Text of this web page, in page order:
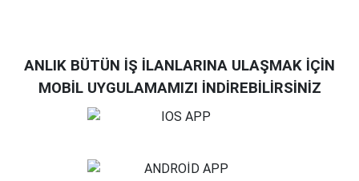
ANLIK BÜTÜN İŞ İLANLARINA ULAŞMAK İÇİN
MOBİL UYGULAMAMIZI İNDİREBİLİRSİNİZ